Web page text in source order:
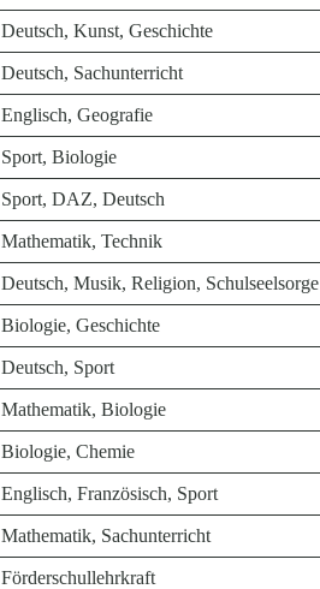
Deutsch, Kunst, Geschichte
Deutsch, Sachunterricht
Englisch, Geografie
Sport, Biologie
Sport, DAZ, Deutsch
Mathematik, Technik
Deutsch, Musik, Religion, Schulseelsorge
Biologie, Geschichte
Deutsch, Sport
Mathematik, Biologie
Biologie, Chemie
Englisch, Französisch, Sport
Mathematik, Sachunterricht
Förderschullehrkraft